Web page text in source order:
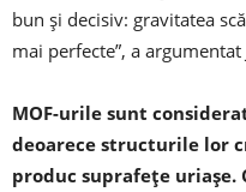
bun și decisiv: gravitatea
mai perfecte”, a argumentat
MOF-urile sunt
deoarece structurile lor
produc suprafețe uriașe.